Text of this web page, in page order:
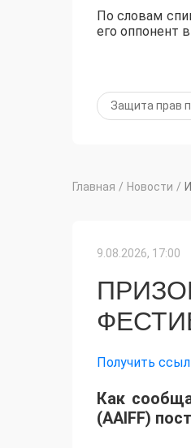
По словам
его оппонент
Защита прав
Главная / Новости /
9.08.2026, 17:00
Получить
Как
(AAIFF)